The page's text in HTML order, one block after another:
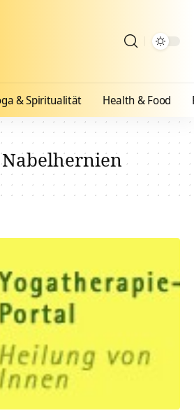
& Spiritualität Health & Food
Nabelhernien